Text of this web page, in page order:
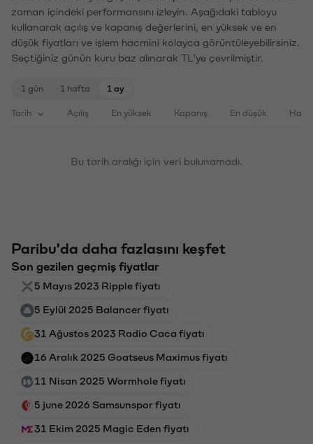
zaman içindeki performansını izleyin. Aşağıdaki tabloyu
kullanarak açılış ve kapanış değerlerini, en yüksek ve en
düşük fiyatları ve işlem hacmini kolayca görüntüleyebilirsiniz.
Seçtiğiniz günün kuru baz alınarak TL'ye çevrilmiştir.
1 gün 1 hafta 1 ay
Tarih Açılış En yüksek Kapanış En düşük
Bu tarih aralığı için veri bulunamadı.
Paribu'da daha fazlasını keşfet
Son gezilen geçmiş fiyatlar
5 Mayıs 2023 Ripple fiyatı
5 Eylül 2025 Balancer fiyatı
31 Ağustos 2023 Radio Caca fiyatı
16 Aralık 2025 Goatseus Maximus fiyatı
11 Nisan 2025 Wormhole fiyatı
5 june 2026 Samsunspor fiyatı
31 Ekim 2025 Magic Eden fiyatı